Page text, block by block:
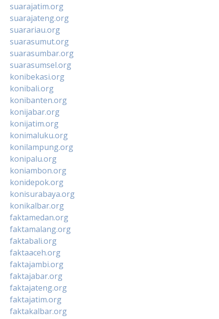
suarajatim.org
suarajateng.org
suarariau.org
suarasumut.org
suarasumbar.org
suarasumsel.org
konibekasi.org
konibali.org
konibanten.org
konijabar.org
konijatim.org
konimaluku.org
konilampung.org
konipalu.org
koniambon.org
konidepok.org
konisurabaya.org
konikalbar.org
faktamedan.org
faktamalang.org
faktabali.org
faktaaceh.org
faktajambi.org
faktajabar.org
faktajateng.org
faktajatim.org
faktakalbar.org